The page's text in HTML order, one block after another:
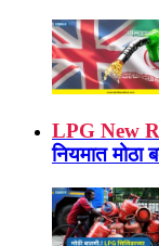
LPG New
नियमात मोठा